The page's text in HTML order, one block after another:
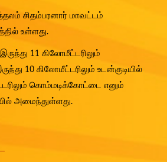
சிதம்பரனார் மாவட்டம்
உள்ளது.
11 கிலோமீட்டரிலும்
10 கிலோமீட்டரிலும் உடன்குடியில்
கொம்மடிக்கோட்டை எனும்
அமைந்துள்ளது.